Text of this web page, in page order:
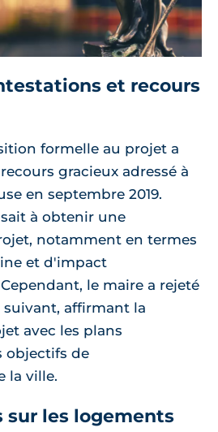
et recours
formelle au projet a
gracieux adressé à
en septembre 2019.
à obtenir une
notamment en termes
et d'impact
le maire a rejeté
suivant, affirmant la
avec les plans
objectifs de
la ville.
sur les logements